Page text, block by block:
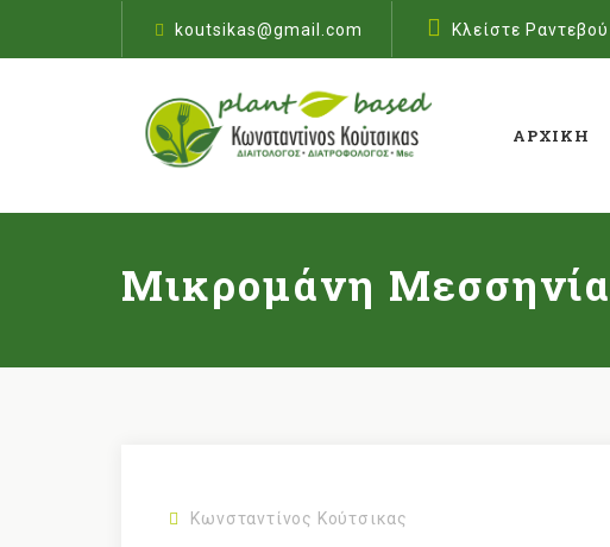
koutsikas@gmail.com Κλείστε Ραντεβού
ΑΡΧΙΚΉ
Μικρομάνη
Κωνσταντίνος Κούτσικας